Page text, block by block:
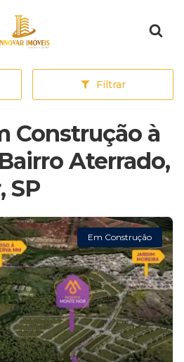
Página inicial
Filtrar
Construção à
Aterrado,
SP
Em Construção